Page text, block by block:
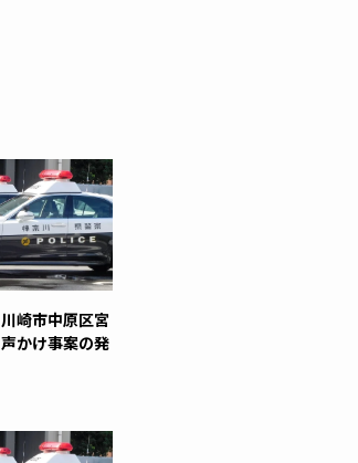
崎市中原区宮
かけ事案の発